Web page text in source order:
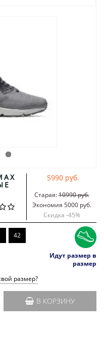
5990 руб.
Старая:10990 руб.
Экономия 5000 руб.
Скидка -45%
42
Идут размер в
размер
размер?
В КОРЗИНУ